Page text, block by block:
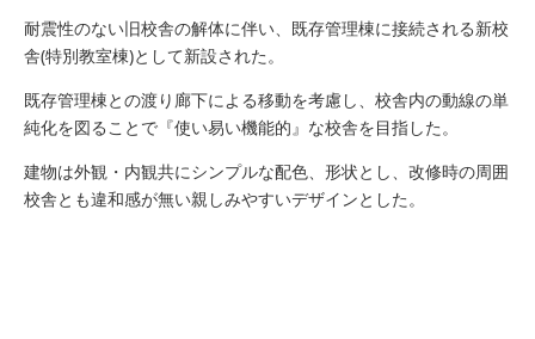
耐震性のない旧校舎の解体に伴い、既存管理棟に接続される新校
舎(特別教室棟)として新設された。
既存管理棟との渡り廊下による移動を考慮し、校舎内の動線の単
純化を図ることで『使い易い機能的』な校舎を目指した。
建物は外観・内観共にシンプルな配色、形状とし、改修時の周囲
校舎とも違和感が無い親しみやすいデザインとした。